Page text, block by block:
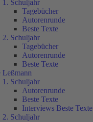
1. Schuljahr
Tagebücher
Autorenrunde
Beste Texte
2. Schuljahr
Tagebücher
Autorenrunde
Beste Texte
Leßmann
1. Schuljahr
Autorenrunde
Beste Texte
Interviews Beste Texte
2. Schuljahr